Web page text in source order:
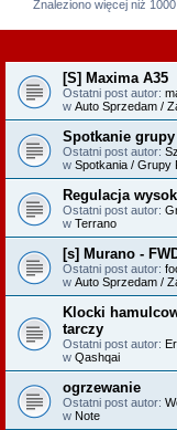
Znaleziono więcej niż
[S] Maxima A35
Ostatni post autor:
w Auto Sprzedam /
Spotkanie grupy
Ostatni post autor:
w Spotkania / Grupy
Regulacja
Ostatni post autor:
w Terrano
[s] Murano -
Ostatni post autor:
w Auto Sprzedam /
Klocki
tarczy
Ostatni post autor:
w Qashqai
ogrzewanie
Ostatni post autor:
w Note